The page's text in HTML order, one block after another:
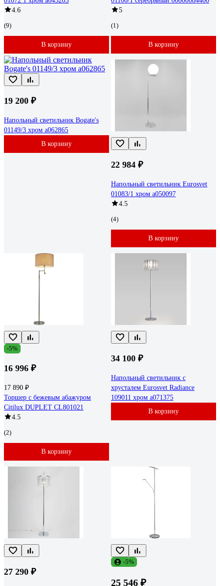
4.6
(9)
В корзину
5
(1)
В корзину
19 200 ₽
Напольный светильник Bogate's
01149/3 хром a062865
В корзину
22 984 ₽
Напольный светильник Eurosvet
01083/1 хром a050097
4.5
(4)
В корзину
-5%
16 996 ₽
17 890 ₽
Торшер с бежевым абажуром
Citilux DUPLET CL801021
4.5
(2)
В корзину
34 100 ₽
Напольный светильник с
хрусталем Eurosvet Radiance
109011 хром a071375
В корзину
27 290 ₽
-5%
25 546 ₽